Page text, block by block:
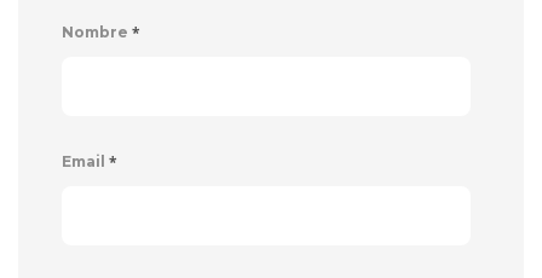
Nombre *
Email *